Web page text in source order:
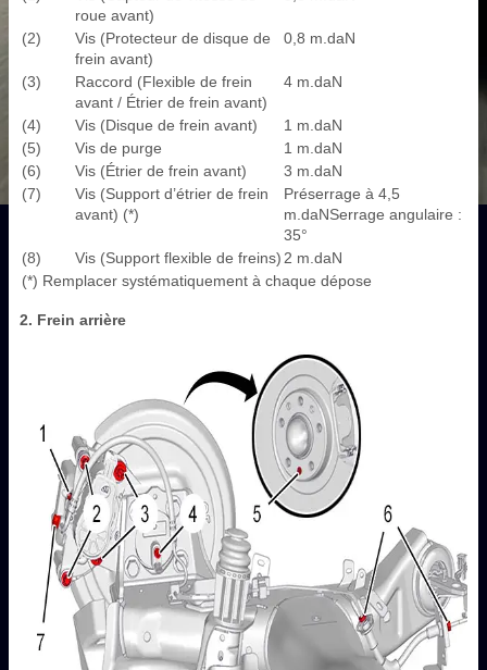
roue avant)
(2)
Vis (Protecteur de disque de
frein avant)
0,8 m.daN
(3)
Raccord (Flexible de frein
avant / Étrier de frein avant)
4 m.daN
(4) Vis (Disque de frein avant)
1 m.daN
(5)
Vis de purge
1 m.daN
(6)
Vis (Étrier de frein avant)
3 m.daN
(7)
Vis (Support d’étrier de frein
avant) (*)
Préserrage à 4,5
m.daNSerrage angulaire :
35°
(8)
Vis (Support flexible de freins) 2 m.daN
(*) Remplacer systématiquement à chaque dépose
2. Frein arrière